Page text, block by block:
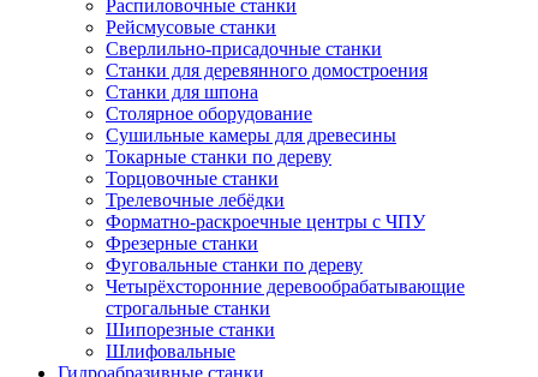
Распиловочные станки
Рейсмусовые станки
Сверлильно-присадочные станки
Станки для деревянного домостроения
Станки для шпона
Столярное оборудование
Сушильные камеры для древесины
Токарные станки по дереву
Торцовочные станки
Трелевочные лебёдки
Форматно-раскроечные центры с ЧПУ
Фрезерные станки
Фуговальные станки по дереву
Четырёхсторонние деревообрабатывающие
строгальные станки
Шипорезные станки
Шлифовальные
Гидроабразивные станки